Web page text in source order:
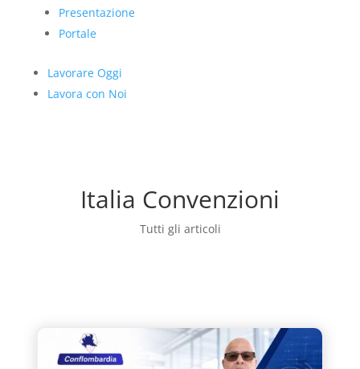
Presentazione
Portale
Lavorare Oggi
Lavora con Noi
Italia Convenzioni
Tutti gli articoli